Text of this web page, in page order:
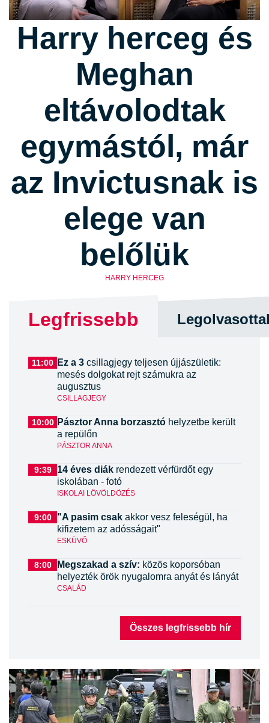
Harry herceg és
Meghan
eltávolodtak
egymástól, már
az Invictusnak is
elege van
belőlük
HARRY HERCEG
Legfrissebb
11:00 Ez a 3 csillagjegy teljesen újjászületik:
mesés dolgokat rejt számukra az
augusztus
CSILLAGJEGY
10:00 Pásztor Anna borzasztó helyzetbe került
a repülőn
PÁSZTOR ANNA
9:39 14 éves diák rendezett vérfürdőt egy
iskolában - fotó
ISKOLAI LÖVÖLDÖZÉS
9:00 "A pasim csak akkor vesz feleségül, ha
kifizetem az adósságait"
ESKÜVŐ
8:00 Megszakad a szív: közös koporsóban
helyezték örök nyugalomra anyát és lányát
CSALÁD
Összes legfrissebb hír